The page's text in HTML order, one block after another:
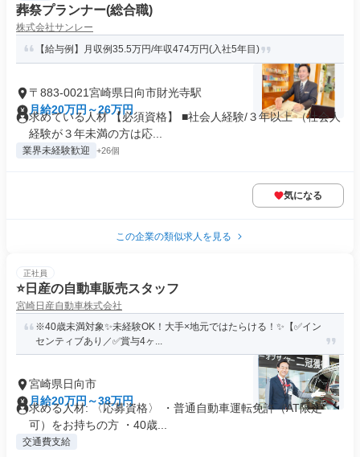
葬祭プランナー(総合職)
株式会社サンレー
【給与例】月収例35.5万円/年収474万円(入社5年目)
〒883-0021宮崎県日向市財光寺駅
月給20万円～26万円
求めている人材 【必須資格】 ■社会人経験/３年以上 （社会人
経験が３年未満の方は応...
業界未経験歓迎 +26個
気になる
この企業の類似求人を見る
正社員
⭐️日産の自動車販売スタッフ
宮崎日産自動車株式会社
※40歳未満対象✨未経験OK！大手×地元ではたらける！✨【✅イン
センティブあり／✅賞与4ヶ...
宮崎県日向市
月給20万円～38万円
求める人材: 〈応募資格〉 ・普通自動車運転免許（AT限定
可）をお持ちの方 ・40歳...
交通費支給